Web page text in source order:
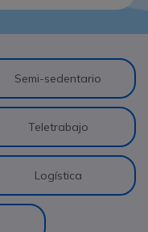
Semi-sedentario
Teletrabajo
Logística